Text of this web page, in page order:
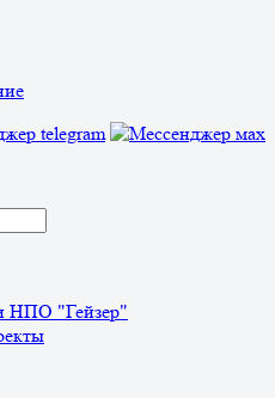
НПО "Гейзер"